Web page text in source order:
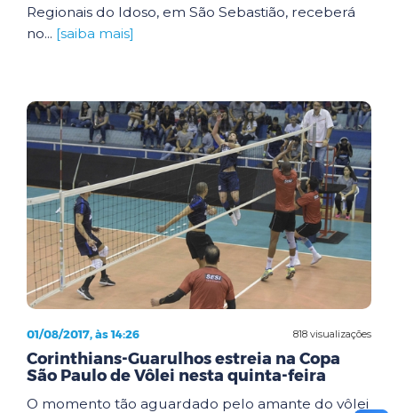
Regionais do Idoso, em São Sebastião, receberá
no... [saiba mais]
818 visualizações
01/08/2017, às 14:26
Corinthians-Guarulhos estreia na Copa
São Paulo de Vôlei nesta quinta-feira
O momento tão aguardado pelo amante do vôlei